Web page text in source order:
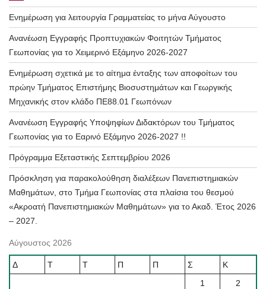
Ενημέρωση για λειτουργία Γραμματείας το μήνα Αύγουστο
Ανανέωση Εγγραφής Προπτυχιακών Φοιτητών Τμήματος
Γεωπονίας για το Χειμερινό Εξάμηνο 2026-2027
Ενημέρωση σχετικά με το αίτημα ένταξης των αποφοίτων του
πρώην Τμήματος Επιστήμης Βιοσυστημάτων και Γεωργικής
Μηχανικής στον κλάδο ΠΕ88.01 Γεωπόνων
Ανανέωση Εγγραφής Υποψηφίων Διδακτόρων του Τμήματος
Γεωπονίας για το Εαρινό Εξάμηνο 2026-2027 !!
Πρόγραμμα Εξεταστικής Σεπτεμβρίου 2026
Πρόσκληση για παρακολούθηση διαλέξεων Πανεπιστημιακών
Μαθημάτων, στο Τμήμα Γεωπονίας στα πλαίσια του θεσμού
«Ακροατή Πανεπιστημιακών Μαθημάτων» για το Ακαδ. Έτος 2026
– 2027.
Αύγουστος 2026
Δ Τ Τ Π Π Σ
Κ
1
2